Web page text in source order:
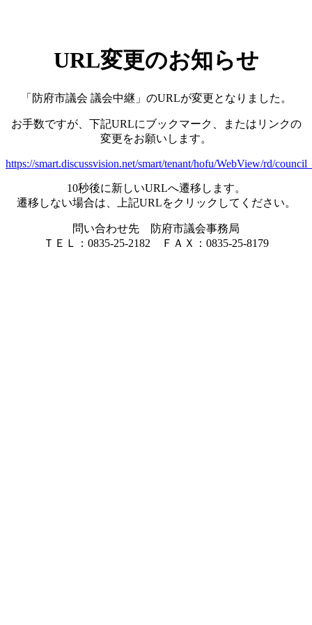
URL変更のお知らせ
「防府市議会 議会中継」のURLが変更となりました。
お手数ですが、下記URLにブックマーク、またはリンクの
変更をお願いします。
https://smart.discussvision.net/smart/tenant/hofu/WebView/rd/
10秒後に新しいURLへ遷移します。
遷移しない場合は、上記URLをクリックしてください。
問い合わせ先 防府市議会事務局
ＴＥＬ：0835-25-2182 ＦＡＸ：0835-25-8179